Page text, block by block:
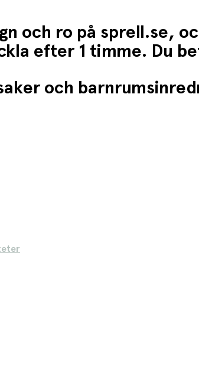
och ro på sprell.se,
efter 1 timme. Du
och